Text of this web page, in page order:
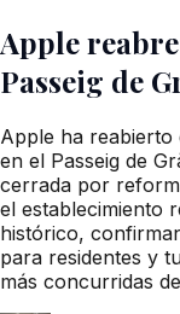
Apple
Passeig de
Apple ha reabierto
en el Passeig de
cerrada por
el establecimiento
histórico,
para residentes y
más concurridas